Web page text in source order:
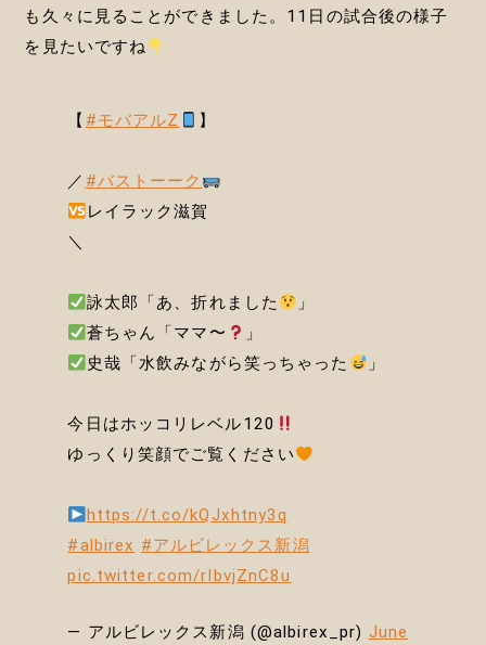
も久々に見ることができました。11日の試合後の様子
を見たいですね
【 #モバアルZ 】
／ #バストーーク
レイラック滋賀
＼
詠太郎「あ、折れました
」
蒼ちゃん「ママ〜
」
史哉「水飲みながら笑っちゃった
」
今日はホッコリレベル120
ゆっくり笑顔でご覧ください
https://t.co/kQJxhtny3q
#albirex #アルビレックス新潟
pic.twitter.com/rIbvjZnC8u
— アルビレックス新潟 (@albirex_pr) June